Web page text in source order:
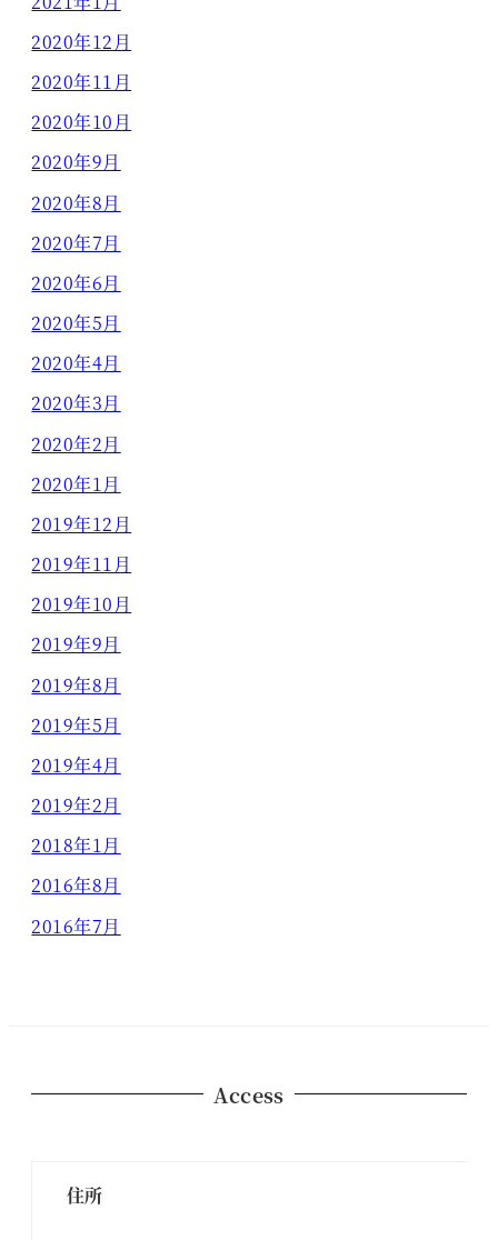
2020年12月
2020年11月
2020年10月
2020年9月
2020年8月
2020年7月
2020年6月
2020年5月
2020年4月
2020年3月
2020年2月
2020年1月
2019年12月
2019年11月
2019年10月
2019年9月
2019年8月
2019年5月
2019年4月
2019年2月
2018年1月
2016年8月
2016年7月
Access
住所